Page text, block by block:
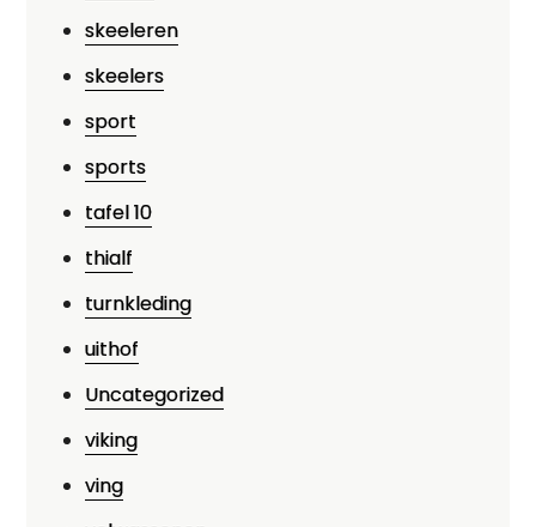
skeeleren
skeelers
sport
sports
tafel 10
thialf
turnkleding
uithof
Uncategorized
viking
ving